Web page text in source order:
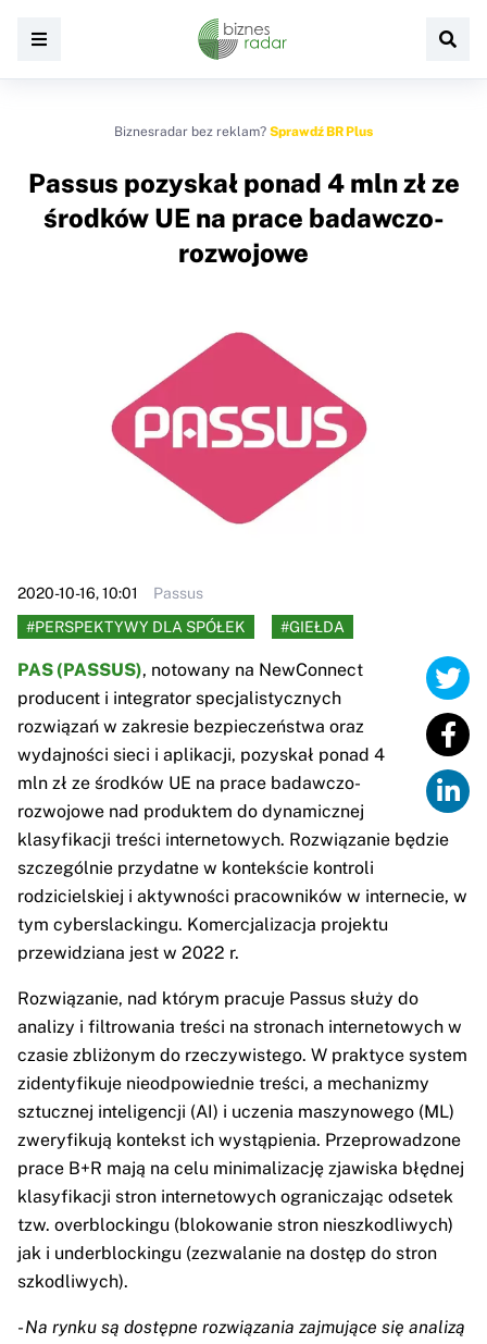
Biznesradar bez reklam? Sprawdź BR Plus
Passus pozyskał ponad 4 mln zł ze
środków UE na prace badawczo-
rozwojowe
2020-10-16, 10:01
Passus
#PERSPEKTYWY DLA SPÓŁEK
#GIEŁDA
PAS (PASSUS), notowany na NewConnect
producent i integrator specjalistycznych
rozwiązań w zakresie bezpieczeństwa oraz
wydajności sieci i aplikacji, pozyskał ponad 4
mln zł ze środków UE na prace badawczo-
rozwojowe nad produktem do dynamicznej
klasyfikacji treści internetowych. Rozwiązanie będzie
szczególnie przydatne w kontekście kontroli
rodzicielskiej i aktywności pracowników w internecie, w
tym cyberslackingu. Komercjalizacja projektu
przewidziana jest w 2022 r.
Rozwiązanie, nad którym pracuje Passus służy do
analizy i filtrowania treści na stronach internetowych w
czasie zbliżonym do rzeczywistego. W praktyce system
zidentyfikuje nieodpowiednie treści, a mechanizmy
sztucznej inteligencji (AI) i uczenia maszynowego (ML)
zweryfikują kontekst ich wystąpienia. Przeprowadzone
prace B+R mają na celu minimalizację zjawiska błędnej
klasyfikacji stron internetowych ograniczając odsetek
tzw. overblockingu (blokowanie stron nieszkodliwych)
jak i underblockingu (zezwalanie na dostęp do stron
szkodliwych).
-Na rynku są dostępne rozwiązania zajmujące się analizą